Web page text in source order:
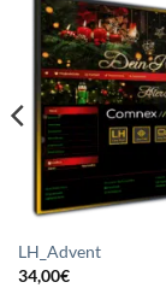
LH_Advent
34,00€